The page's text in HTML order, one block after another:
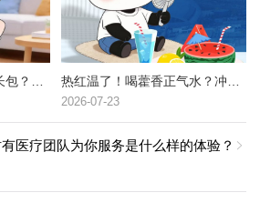
2026-07-23
医疗团队为你服务是什么样的体验？